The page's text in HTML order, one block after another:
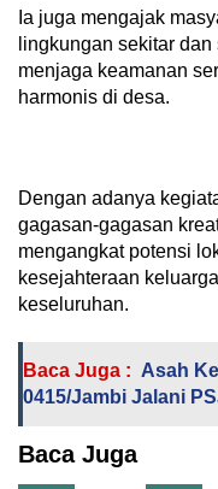
Ia juga mengajak
lingkungan sekitar
menjaga keamanan
harmonis di desa.
Dengan adanya
gagasan-gagasan
mengangkat potensi
kesejahteraan
keseluruhan.
Baca Juga : Asah
0415/Jambi Jalani
Baca Juga